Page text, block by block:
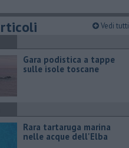
Vedi tutti
Gara podistica a tappe
sulle isole toscane
Rara tartaruga marina
nelle acque dell'Elba